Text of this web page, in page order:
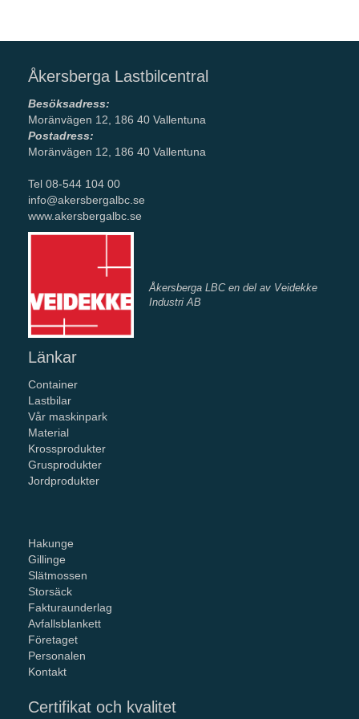
Åkersberga Lastbilcentral
Besöksadress:
Moränvägen 12, 186 40 Vallentuna
Postadress:
Moränvägen 12, 186 40 Vallentuna
Tel 08-544 104 00
info@akersbergalbc.se
www.akersbergalbc.se
Åkersberga LBC en del av Veidekke
Industri AB
Länkar
Container
Lastbilar
Vår maskinpark
Material
Krossprodukter
Grusprodukter
Jordprodukter
Hakunge
Gillinge
Slätmossen
Storsäck
Fakturaunderlag
Avfallsblankett
Företaget
Personalen
Kontakt
Certifikat och kvalitet